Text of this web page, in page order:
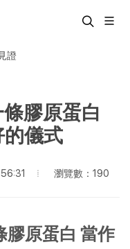
證
條膠原蛋白
儀式
瀏覽數：190
膠原蛋白 當作